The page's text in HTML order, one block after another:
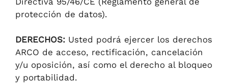
protección de datos).
DERECHOS: Usted podrá ejercer los derechos
ARCO de acceso, rectificación, cancelación
y/u oposición, así como el derecho al bloqueo
y portabilidad.